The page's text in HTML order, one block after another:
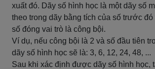
xuất đó. Dãy số hình học là một dãy số
theo trong dãy bằng tích của số trước
số đóng vai trò là công bội.
Ví dụ, nếu công bội là 2 và số đầu tiên
dãy số hình học sẽ là: 3, 6, 12, 24, 48, ...
Sau khi xác định được dãy số hình học,